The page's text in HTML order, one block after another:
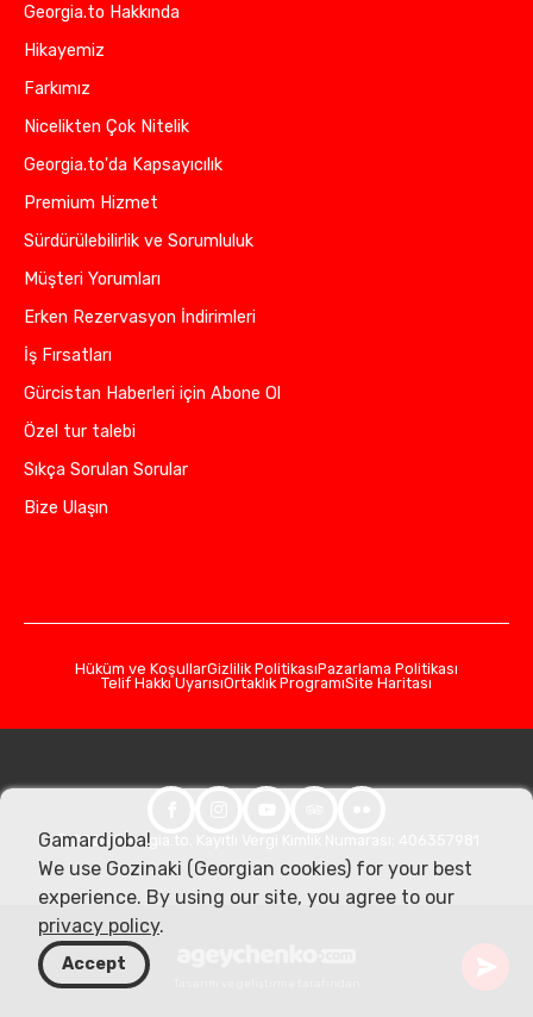
Georgia.to Hakkında
Hikayemiz
Farkımız
Nicelikten Çok Nitelik
Georgia.to'da Kapsayıcılık
Premium Hizmet
Sürdürülebilirlik ve Sorumluluk
Müşteri Yorumları
Erken Rezervasyon İndirimleri
İş Fırsatları
Gürcistan Haberleri için Abone Ol
Özel tur talebi
Sıkça Sorulan Sorular
Bize Ulaşın
Hüküm ve KoşullarGizlilik PolitikasıPazarlama Politikası
Telif Hakkı UyarısıOrtaklık ProgramıSite Haritası
© 2026 Georgia.to. Kayıtlı Vergi Kimlik Numarası: 406357981
Gamardjoba!
We use Gozinaki (Georgian cookies) for your best
experience. By using our site, you agree to our
privacy policy.
Accept